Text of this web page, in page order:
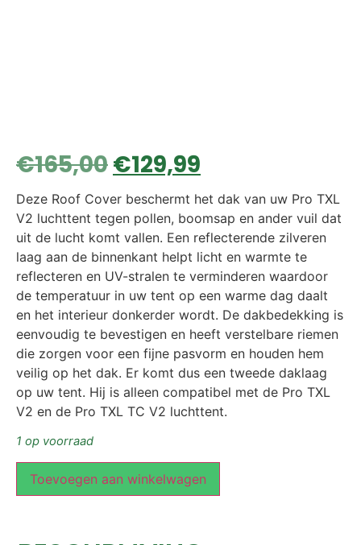
€165,00€129,99
Deze Roof Cover beschermt het dak van uw Pro TXL
V2 luchttent tegen pollen, boomsap en ander vuil dat
uit de lucht komt vallen. Een reflecterende zilveren
laag aan de binnenkant helpt licht en warmte te
reflecteren en UV-stralen te verminderen waardoor
de temperatuur in uw tent op een warme dag daalt
en het interieur donkerder wordt. De dakbedekking is
eenvoudig te bevestigen en heeft verstelbare riemen
die zorgen voor een fijne pasvorm en houden hem
veilig op het dak. Er komt dus een tweede daklaag
op uw tent. Hij is alleen compatibel met de Pro TXL
V2 en de Pro TXL TC V2 luchttent.
1 op voorraad
Toevoegen aan winkelwagen